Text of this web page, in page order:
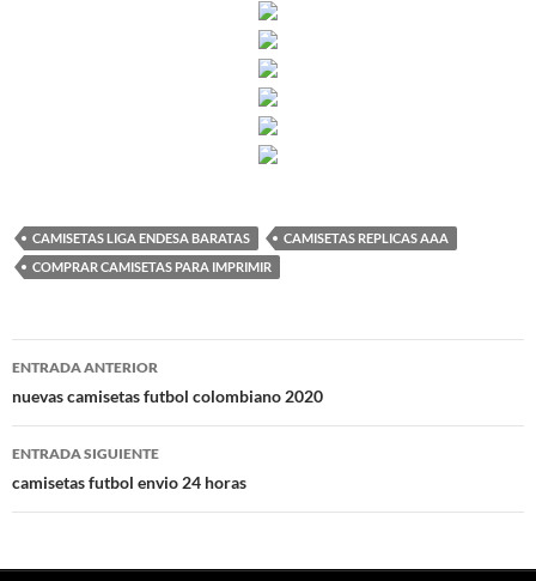
CAMISETAS LIGA ENDESA BARATAS
CAMISETAS REPLICAS AAA
COMPRAR CAMISETAS PARA IMPRIMIR
Navegación
de
entradas
ENTRADA ANTERIOR
nuevas camisetas futbol colombiano 2020
ENTRADA SIGUIENTE
camisetas futbol envio 24 horas